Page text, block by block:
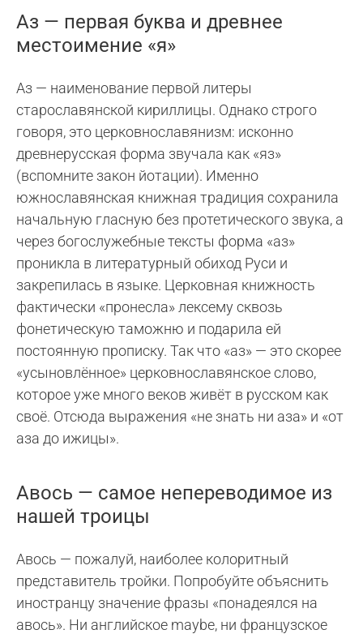
Аз — первая буква и древнее
местоимение «я»
Аз — наименование первой литеры
старославянской кириллицы. Однако строго
говоря, это церковнославянизм: исконно
древнерусская форма звучала как «яз»
(вспомните закон йотации). Именно
южнославянская книжная традиция сохранила
начальную гласную без протетического звука, а
через богослужебные тексты форма «аз»
проникла в литературный обиход Руси и
закрепилась в языке. Церковная книжность
фактически «пронесла» лексему сквозь
фонетическую таможню и подарила ей
постоянную прописку. Так что «аз» — это скорее
«усыновлённое» церковнославянское слово,
которое уже много веков живёт в русском как
своё. Отсюда выражения «не знать ни аза» и «от
аза до ижицы».
Авось — самое непереводимое из
нашей троицы
Авось — пожалуй, наиболее колоритный
представитель тройки. Попробуйте объяснить
иностранцу значение фразы «понадеялся на
авось». Ни английское maybe, ни французское